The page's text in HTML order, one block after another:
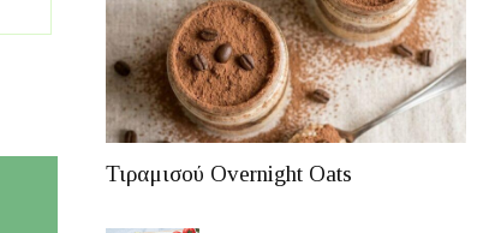
Τιραμισού Overnight Oats